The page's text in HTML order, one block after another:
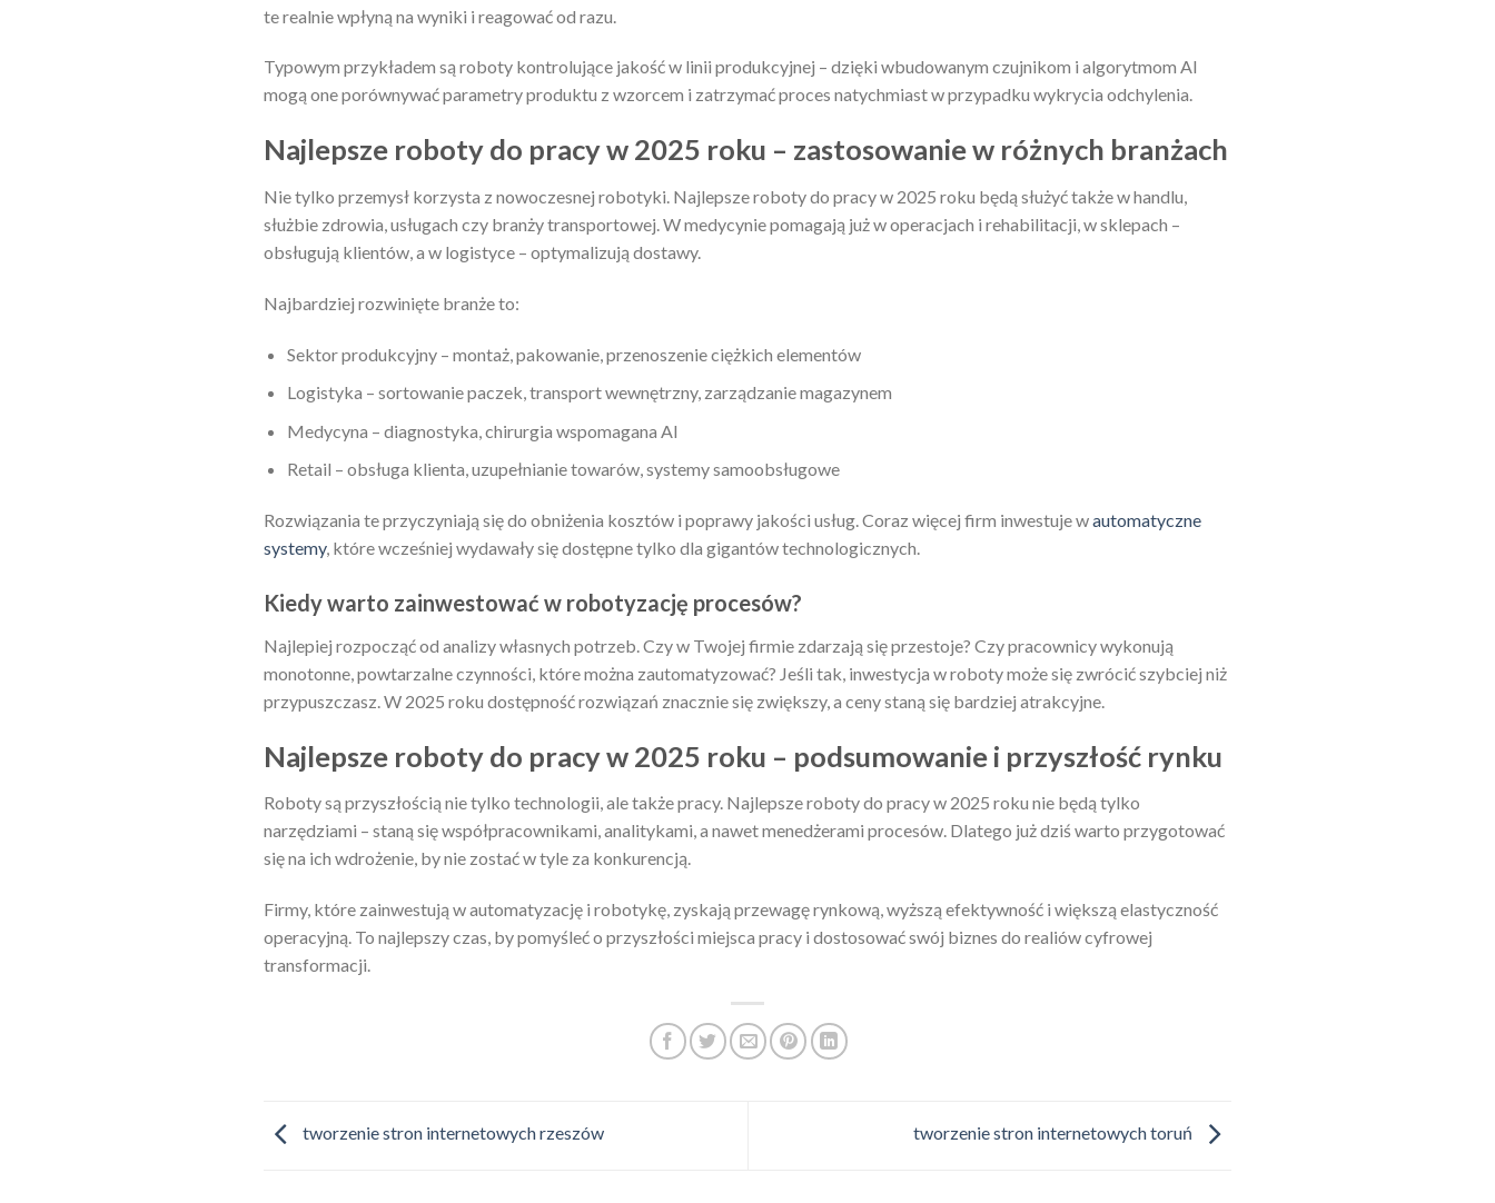
te realnie wpłyną na wyniki i reagować od razu.
Typowym przykładem są roboty kontrolujące jakość w linii produkcyjnej – dzięki wbudowanym czujnikom i algorytmom AI
mogą one porównywać parametry produktu z wzorcem i zatrzymać proces natychmiast w przypadku wykrycia odchylenia.
Najlepsze roboty do pracy w 2025 roku – zastosowanie w różnych branżach
Nie tylko przemysł korzysta z nowoczesnej robotyki. Najlepsze roboty do pracy w 2025 roku będą służyć także w handlu,
służbie zdrowia, usługach czy branży transportowej. W medycynie pomagają już w operacjach i rehabilitacji, w sklepach –
obsługują klientów, a w logistyce – optymalizują dostawy.
Najbardziej rozwinięte branże to:
Sektor produkcyjny – montaż, pakowanie, przenoszenie ciężkich elementów
Logistyka – sortowanie paczek, transport wewnętrzny, zarządzanie magazynem
Medycyna – diagnostyka, chirurgia wspomagana AI
Retail – obsługa klienta, uzupełnianie towarów, systemy samoobsługowe
Rozwiązania te przyczyniają się do obniżenia kosztów i poprawy jakości usług. Coraz więcej firm inwestuje wautomatyczne
systemy, które wcześniej wydawały się dostępne tylko dla gigantów technologicznych.
Kiedy warto zainwestować w robotyzację procesów?
Najlepiej rozpocząć od analizy własnych potrzeb. Czy w Twojej firmie zdarzają się przestoje? Czy pracownicy wykonują
monotonne, powtarzalne czynności, które można zautomatyzować? Jeśli tak, inwestycja w roboty może się zwrócić szybciej niż
przypuszczasz. W 2025 roku dostępność rozwiązań znacznie się zwiększy, a ceny staną się bardziej atrakcyjne.
Najlepsze roboty do pracy w 2025 roku – podsumowanie i przyszłość rynku
Roboty są przyszłością nie tylko technologii, ale także pracy. Najlepsze roboty do pracy w 2025 roku nie będą tylko
narzędziami – staną się współpracownikami, analitykami, a nawet menedżerami procesów. Dlatego już dziś warto przygotować
się na ich wdrożenie, by nie zostać w tyle za konkurencją.
Firmy, które zainwestują w automatyzację i robotykę, zyskają przewagę rynkową, wyższą efektywność i większą elastyczność
operacyjną. To najlepszy czas, by pomyśleć o przyszłości miejsca pracy i dostosować swój biznes do realiów cyfrowej
transformacji.
tworzenie stron internetowych rzeszów tworzenie stron internetowych toruń